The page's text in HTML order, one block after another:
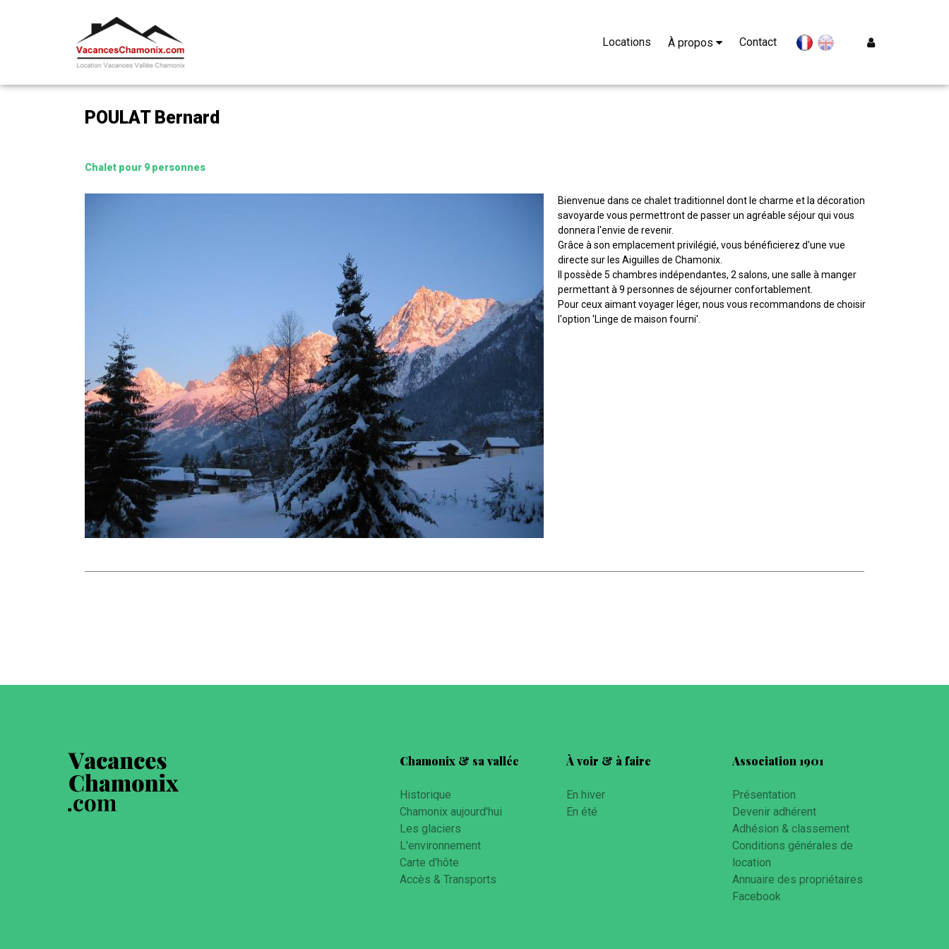
fr en
Locations À propos Contact
POULAT Bernard
Chalet pour 9 personnes
Bienvenue dans ce chalet traditionnel dont le charme et la décoration
savoyarde vous permettront de passer un agréable séjour qui vous
donnera l'envie de revenir.
Grâce à son emplacement privilégié, vous bénéficierez d'une vue
directe sur les Aiguilles de Chamonix.
Il possède 5 chambres indépendantes, 2 salons, une salle à manger
permettant à 9 personnes de séjourner confortablement.
Pour ceux aimant voyager léger, nous vous recommandons de choisir
l'option 'Linge de maison fourni'.
Chamonix & sa vallée
Historique
Chamonix aujourd'hui
Les glaciers
L'environnement
Carte d'hôte
Accès & Transports
À voir & à faire
En hiver
En été
Association 1901
Présentation
Devenir adhérent
Adhésion & classement
Conditions générales de
location
Annuaire des propriétaires
Facebook